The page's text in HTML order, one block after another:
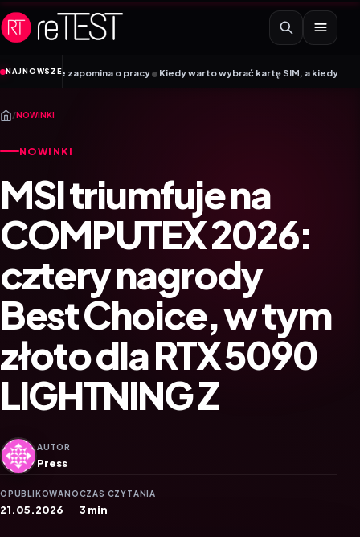
Przejdź do treści
NAJNOWSZE
zapomina o pracy•Kiedy warto wybrać kartę SIM, a kiedy kartę eSIM?
/NOWINKI
NOWINKI
MSI triumfuje na
COMPUTEX 2026:
cztery nagrody
Best Choice, w tym
złoto dla RTX 5090
LIGHTNING Z
AUTOR
Press
OPUBLIKOWANO
21.05.2026
CZAS CZYTANIA
3 min